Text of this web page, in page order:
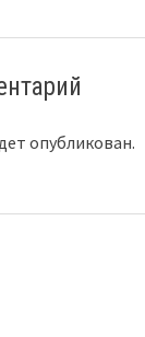
опубликован.